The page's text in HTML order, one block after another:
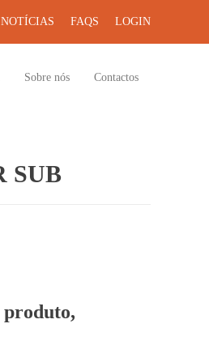
NOTÍCIAS FAQS LOGIN
Sobre nós Contactos
SUB
produto,